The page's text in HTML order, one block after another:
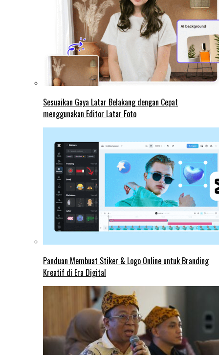
Sesuaikan Gaya Latar Belakang dengan Cepat
menggunakan Editor Latar Foto
Panduan Membuat Stiker & Logo Online untuk Branding
Kreatif di Era Digital